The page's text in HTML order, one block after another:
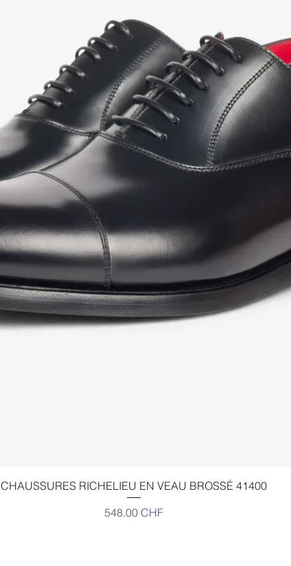
Aperçu rapide
CHAUSSURES RICHELIEU EN VEAU BROSSÉ 41400
Prix
548.00 CHF